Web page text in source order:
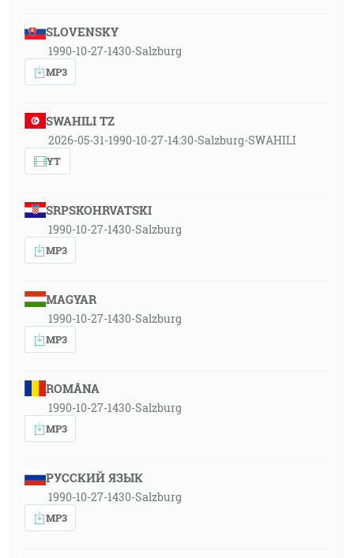
SLOVENSKY
1990-10-27-1430-Salzburg
MP3
SWAHILI TZ
2026-05-31-1990-10-27-14:30-Salzburg-SWAHILI
YT
SRPSKOHRVATSKI
1990-10-27-1430-Salzburg
MP3
MAGYAR
1990-10-27-1430-Salzburg
MP3
ROMÂNA
1990-10-27-1430-Salzburg
MP3
РУССКИЙ ЯЗЫК
1990-10-27-1430-Salzburg
MP3